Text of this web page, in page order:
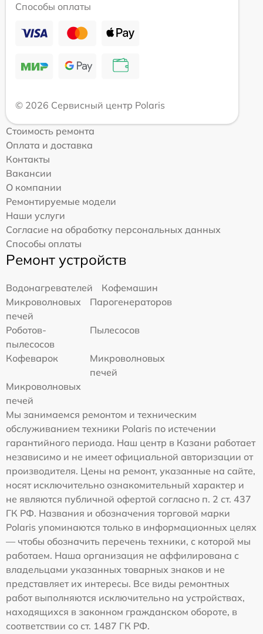
Способы оплаты
© 2026 Сервисный центр Polaris
Стоимость ремонта
Оплата и доставка
Контакты
Вакансии
О компании
Ремонтируемые модели
Наши услуги
Согласие на обработку персональных данных
Способы оплаты
Ремонт устройств
Водонагревателей
Кофемашин
Микроволновых
печей
Парогенераторов
Роботов-
пылесосов
Пылесосов
Кофеварок
Микроволновых
печей
Микроволновых
печей
Мы занимаемся ремонтом и техническим
обслуживанием техники Polaris по истечении
гарантийного периода. Наш центр в Казани работает
независимо и не имеет официальной авторизации от
производителя. Цены на ремонт, указанные на сайте,
носят исключительно ознакомительный характер и
не являются публичной офертой согласно п. 2 ст. 437
ГК РФ. Названия и обозначения торговой марки
Polaris упоминаются только в информационных целях
— чтобы обозначить перечень техники, с которой мы
работаем. Наша организация не аффилирована с
владельцами указанных товарных знаков и не
представляет их интересы. Все виды ремонтных
работ выполняются исключительно на устройствах,
находящихся в законном гражданском обороте, в
соответствии со ст. 1487 ГК РФ.